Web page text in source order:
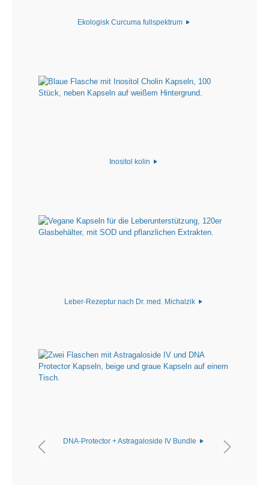
Ekologisk Curcuma fullspektrum
Inositol kolin
Leber-Rezeptur nach Dr. med. Michalzik
DNA-Protector + Astragaloside IV Bundle